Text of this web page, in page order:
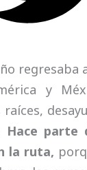
regresaba
y
Hace parte
la ruta,